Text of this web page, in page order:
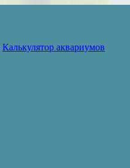
Калькулятор аквариумов